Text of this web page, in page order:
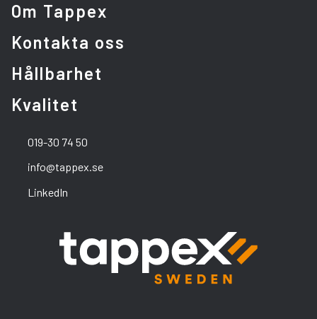
Om Tappex
Kontakta oss
Hållbarhet
Kvalitet
019-30 74 50
info@tappex.se
LinkedIn